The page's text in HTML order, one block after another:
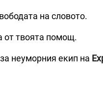
на словото.
от твоята помощ.
неуморния екип на